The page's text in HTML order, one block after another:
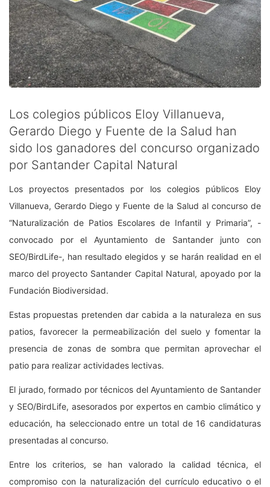
Los colegios públicos Eloy Villanueva,
Gerardo Diego y Fuente de la Salud han
sido los ganadores del concurso organizado
por Santander Capital Natural
Los proyectos presentados por los colegios públicos Eloy
Villanueva, Gerardo Diego y Fuente de la Salud al concurso de
“Naturalización de Patios Escolares de Infantil y Primaria”, -
convocado por el Ayuntamiento de Santander junto con
SEO/BirdLife-, han resultado elegidos y se harán realidad en el
marco del proyecto Santander Capital Natural, apoyado por la
Fundación Biodiversidad.
Estas propuestas pretenden dar cabida a la naturaleza en sus
patios, favorecer la permeabilización del suelo y fomentar la
presencia de zonas de sombra que permitan aprovechar el
patio para realizar actividades lectivas.
El jurado, formado por técnicos del Ayuntamiento de Santander
y SEO/BirdLife, asesorados por expertos en cambio climático y
educación, ha seleccionado entre un total de 16 candidaturas
presentadas al concurso.
Entre los criterios, se han valorado la calidad técnica, el
compromiso con la naturalización del currículo educativo o el